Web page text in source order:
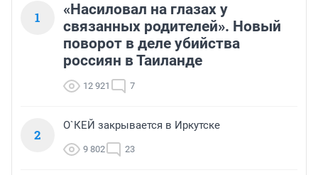
1
«Насиловал на глазах у
связанных родителей». Новый
поворот в деле убийства
россиян в Таиланде
12 921 7
2
О`КЕЙ закрывается в Иркутске
9 802 23